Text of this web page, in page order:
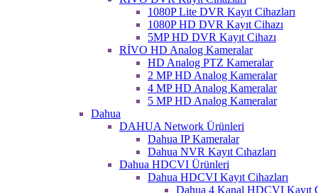
1080P Lite DVR Kayıt Cihazları
1080P HD DVR Kayıt Cihazı
5MP HD DVR Kayıt Cihazı
RİVO HD Analog Kameralar
HD Analog PTZ Kameralar
2 MP HD Analog Kameralar
4 MP HD Analog Kameralar
5 MP HD Analog Kameralar
Dahua
DAHUA Network Ürünleri
Dahua IP Kameralar
Dahua NVR Kayıt Cıhazları
Dahua HDCVI Ürünleri
Dahua HDCVI Kayıt Cihazları
Dahua 4 Kanal HDCVI Kayıt